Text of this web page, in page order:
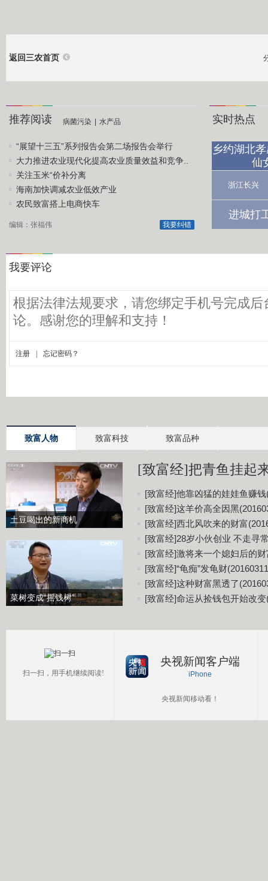
返回三农首页
推荐阅读 病菌污染 水产品
“展望十三五”系列报告会第二场报告会举行
大力推进农业现代化提高农业质量效益和竞争..
关注玉米“价补分离
海南加快调减农业低效产业
农民致富搭上电商快车
我要纠错
编辑：张福伟
实时热点
乡约湖北
仙
浙江长兴
进城打
致富人物 致富科技 致富品种
土豆喝出的新商机
菜树变成“摇钱树”
[致富经]把青鱼挂起
[致富经]他靠凶猛的娃娃鱼赚钱
[致富经]这羊价高全因黑
[致富经]西北风吹来的财富
[致富经]28岁小伙创业 不走寻
[致富经]激将来一个媳妇后的
[致富经]“龟痴”发龟财
[致富经]这种财富黑透了
[致富经]命运从捡钱包开始改变
扫一扫，用手机继续阅读!
央视新闻客户端
iPhone
央视新闻移动看！